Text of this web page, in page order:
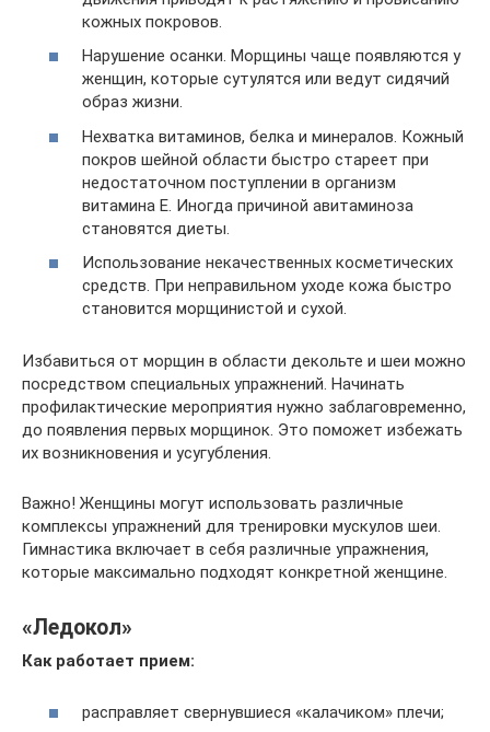
кожных покровов.
Нарушение осанки. Морщины чаще появляются у
женщин, которые сутулятся или ведут сидячий
образ жизни.
Нехватка витаминов, белка и минералов. Кожный
покров шейной области быстро стареет при
недостаточном поступлении в организм
витамина Е. Иногда причиной авитаминоза
становятся диеты.
Использование некачественных косметических
средств. При неправильном уходе кожа быстро
становится морщинистой и сухой.
Избавиться от морщин в области декольте и шеи можно
посредством специальных упражнений. Начинать
профилактические мероприятия нужно заблаговременно,
до появления первых морщинок. Это поможет избежать
их возникновения и усугубления.
Важно! Женщины могут использовать различные
комплексы упражнений для тренировки мускулов шеи.
Гимнастика включает в себя различные упражнения,
которые максимально подходят конкретной женщине.
«Ледокол»
Как работает прием:
расправляет свернувшиеся «калачиком» плечи;